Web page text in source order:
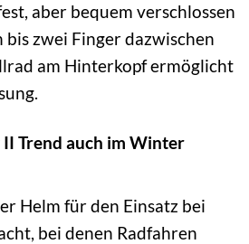
aber bequem verschlossen
bis zwei Finger dazwischen
am Hinterkopf ermöglicht
Trend auch im Winter
Helm für den Einsatz bei
bei denen Radfahren